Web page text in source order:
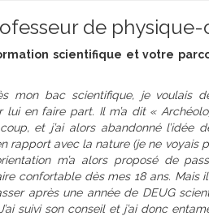
de
scientifique et votre
mon bac scientifique, je voulais
lui en faire part. Il m’a dit «
et j’ai alors abandonné
rapport avec la nature (je ne voyais
m’a alors proposé de
confortable dès mes 18 ans. Mais
après une année de DEUG
suivi son conseil et j’ai donc